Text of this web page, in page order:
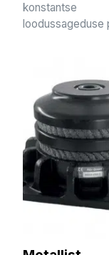
konstantse
loodussageduse